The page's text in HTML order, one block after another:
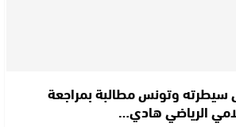
سيطرته وتونس مطالبة بمراجعة
الرياضي هادي…